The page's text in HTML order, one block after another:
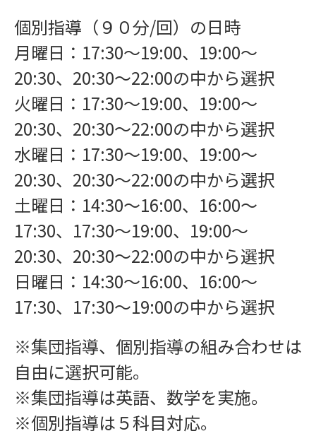
お問い合わせ
個別指導（９０分/回）の日時
月曜日：17:30〜19:00、19:00〜
20:30、20:30〜22:00の中から選択
火曜日：17:30〜19:00、19:00〜
20:30、20:30〜22:00の中から選択
水曜日：17:30〜19:00、19:00〜
20:30、20:30〜22:00の中から選択
土曜日：14:30〜16:00、16:00〜
17:30、17:30〜19:00、19:00〜
20:30、20:30〜22:00の中から選択
日曜日：14:30〜16:00、16:00〜
17:30、17:30〜19:00の中から選択
※集団指導、個別指導の組み合わせは
自由に選択可能。
※集団指導は英語、数学を実施。
※個別指導は５科目対応。